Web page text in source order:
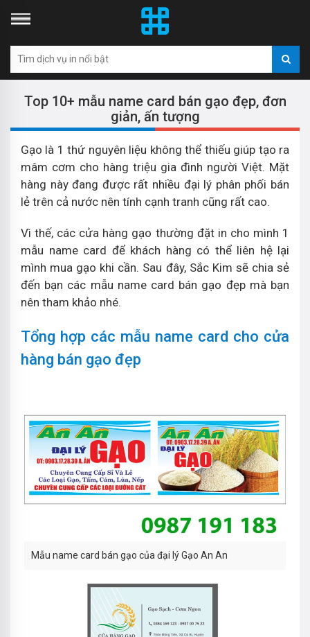
Top 10+ mẫu name card bán gạo đẹp, đơn
giản, ấn tượng
Gạo là 1 thứ nguyên liệu không thể thiếu giúp tạo ra
mâm cơm cho hàng triệu gia đình người Việt. Mặt
hàng này đang được rất nhiều đại lý phân phối bán
lẻ trên cả nước nên tính cạnh tranh cũng rất cao.
Vì thế, các cửa hàng gạo thường đặt in cho mình 1
mẫu name card để khách hàng có thể liên hệ lại
mình mua gạo khi cần. Sau đây, Sắc Kim sẽ chia sẻ
đến bạn các mẫu name card bán gạo đẹp mà bạn
nên tham khảo nhé.
Tổng hợp các mẫu name card cho cửa
hàng bán gạo đẹp
Mẫu name card bán gạo của đại lý Gạo An An